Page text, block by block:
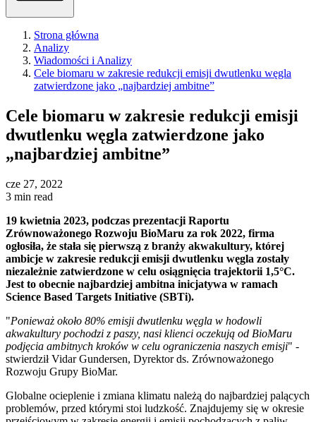
Strona główna
Analizy
Wiadomości i Analizy
Cele biomaru w zakresie redukcji emisji dwutlenku węgla
zatwierdzone jako „najbardziej ambitne”
Cele biomaru w zakresie redukcji emisji
dwutlenku węgla zatwierdzone jako
„najbardziej ambitne”
cze 27, 2022
3 min read
19 kwietnia 2023, podczas prezentacji Raportu
Zrównoważonego Rozwoju BioMaru za rok 2022, firma
ogłosiła, że stała się pierwszą z branży akwakultury, której
ambicje w zakresie redukcji emisji dwutlenku węgla zostały
niezależnie zatwierdzone w celu osiągnięcia trajektorii 1,5°C.
Jest to obecnie najbardziej ambitna inicjatywa w ramach
Science Based Targets Initiative (SBTi).
"Ponieważ około 80% emisji dwutlenku węgla w hodowli
akwakultury pochodzi z paszy, nasi klienci oczekują od BioMaru
podjęcia ambitnych kroków w celu ograniczenia naszych emisji" -
stwierdził Vidar Gundersen, Dyrektor ds. Zrównoważonego
Rozwoju Grupy BioMar.
Globalne ocieplenie i zmiana klimatu należą do najbardziej palących
problemów, przed którymi stoi ludzkość. Znajdujemy się w okresie